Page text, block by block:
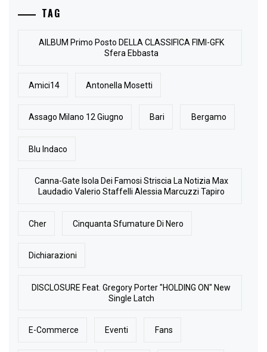
TAG
AlLBUM Primo Posto DELLA CLASSIFICA FIMI-GFK
Sfera Ebbasta
Amici14 Antonella Mosetti
Assago Milano 12 Giugno Bari Bergamo
Blu Indaco
Canna-Gate Isola Dei Famosi Striscia La Notizia Max
Laudadio Valerio Staffelli Alessia Marcuzzi Tapiro
Cher Cinquanta Sfumature Di Nero
Dichiarazioni
DISCLOSURE Feat. Gregory Porter "HOLDING ON" New
Single Latch
E-Commerce Eventi Fans